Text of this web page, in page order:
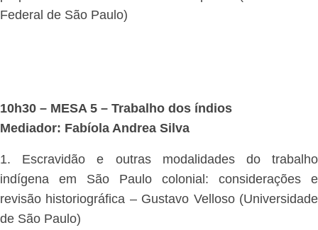
Federal de São Paulo)
10h30 – MESA 5 – Trabalho dos índios
Mediador: Fabíola Andrea Silva
1. Escravidão e outras modalidades do trabalho
indígena em São Paulo colonial: considerações e
revisão historiográfica – Gustavo Velloso (Universidade
de São Paulo)